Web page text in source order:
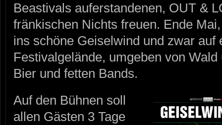
Beastivals auferstandenen, OUT &
fränkischen Nichts freuen. Ende
ins schöne Geiselwind und zwar auf
Festivalgelände, umgeben von
Bier und fetten Bands.
Auf den Bühnen soll
allen Gästen 3 Tage